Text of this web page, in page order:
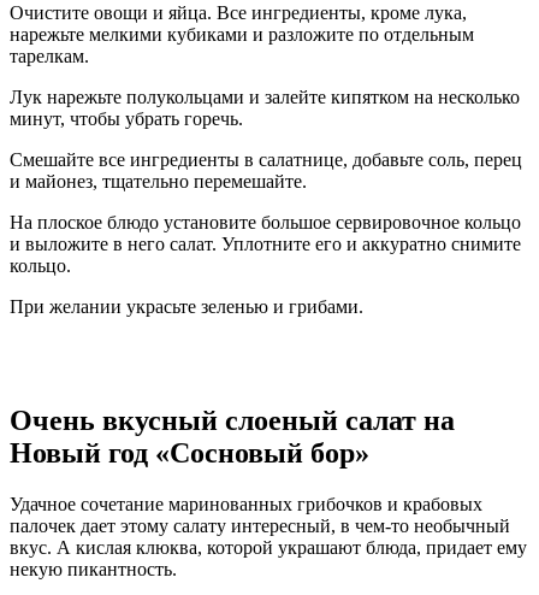
Очистите овощи и яйца. Все ингредиенты, кроме лука,
нарежьте мелкими кубиками и разложите по отдельным
тарелкам.
Лук нарежьте полукольцами и залейте кипятком на несколько
минут, чтобы убрать горечь.
Смешайте все ингредиенты в салатнице, добавьте соль, перец
и майонез, тщательно перемешайте.
На плоское блюдо установите большое сервировочное кольцо
и выложите в него салат. Уплотните его и аккуратно снимите
кольцо.
При желании украсьте зеленью и грибами.
Очень вкусный слоеный салат на
Новый год «Сосновый бор»
Удачное сочетание маринованных грибочков и крабовых
палочек дает этому салату интересный, в чем-то необычный
вкус. А кислая клюква, которой украшают блюда, придает ему
некую пикантность.